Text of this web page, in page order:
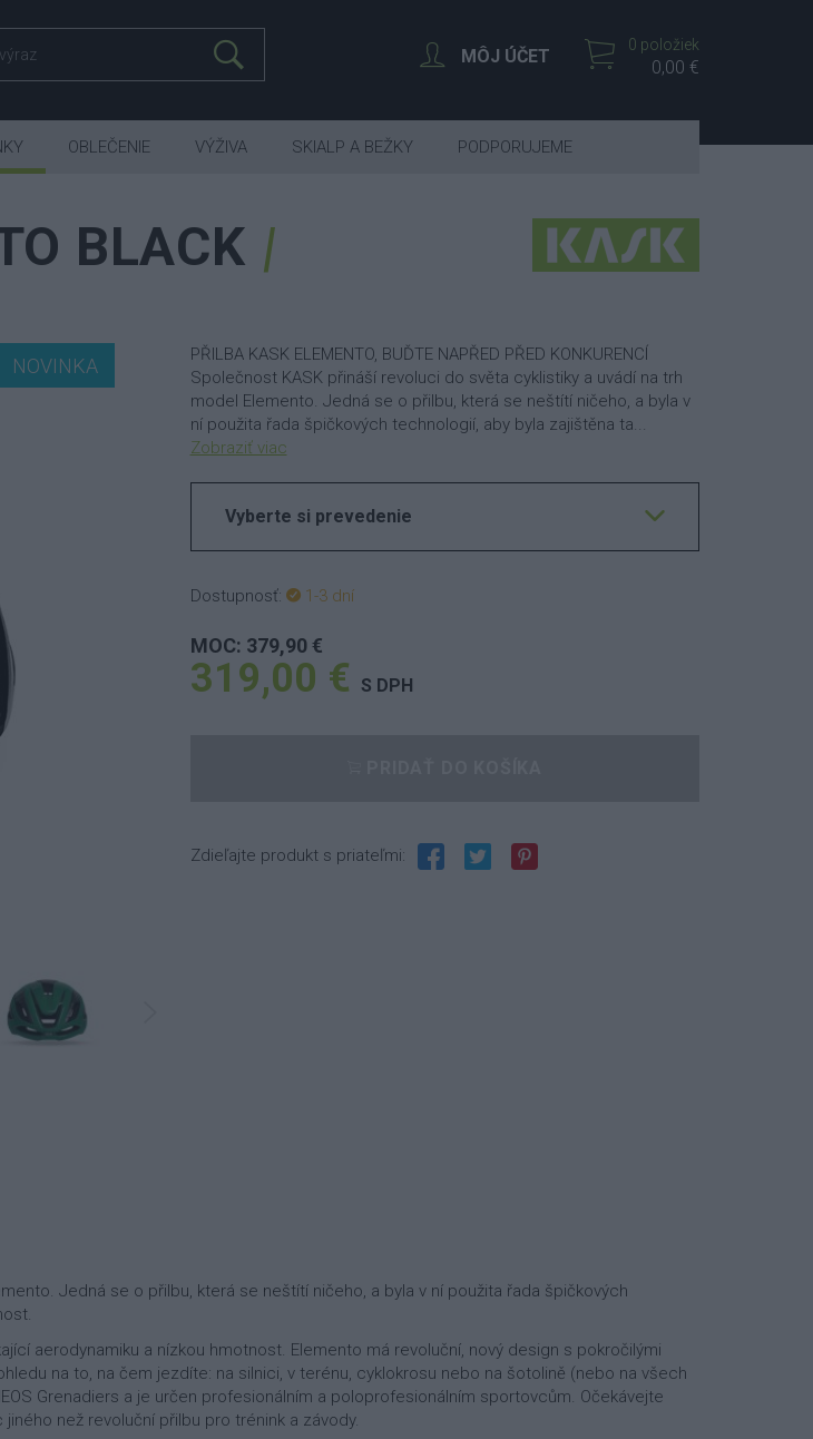
BLACK
NOVINKA
PŘILBA KASK ELEMENTO, BUĎTE NAPŘED PŘED KONKURENCÍ
Společnost KASK přináší revoluci do světa cyklistiky a uvádí na trh
model Elemento. Jedná se o přilbu, která se neštítí ničeho, a byla v
ní použita řada špičkových technologií, aby byla zajištěna ta...
Zobraziť viac
Vyberte si prevedenie
Dostupnosť: 1-3 dní
MOC: 379,90 €
319,00 € S DPH
Zdieľajte produkt s priateľmi:
Jedná se o přilbu, která se neštítí ničeho, a byla v ní použita řada špičkových
aerodynamiku a nízkou hmotnost. Elemento má revoluční, nový design s pokročilými
na to, na čem jezdíte: na silnici, v terénu, cyklokrosu nebo na šotolině (nebo na všech
Grenadiers a je určen profesionálním a poloprofesionálním sportovcům. Očekávejte
než revoluční přilbu pro trénink a závody.
0 položiek
0,00 €
MÔJ ÚČET
OBLEČENIE VÝŽIVA SKIALP A BEŽKY PODPORUJEME